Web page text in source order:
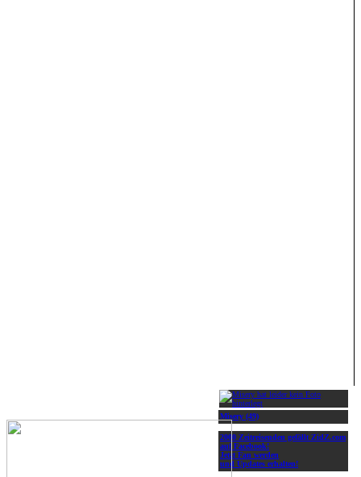
Misery (49)
2000 Zeitreisenden gefällt ZidZ.com
auf Facebook!
Jetzt Fan werden
und Updates erhalten!